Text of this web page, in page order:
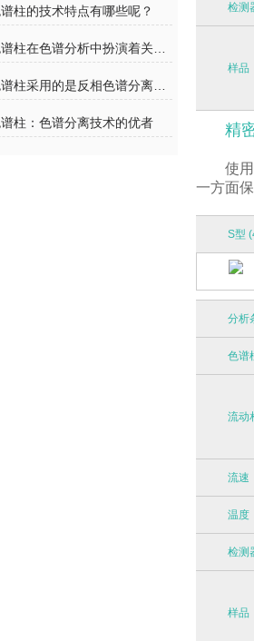
柱的技术特点有哪些呢？
柱：色谱分离技术的优者
检测
样品
精
使
一方面
S型
分析
色谱
流动
流速
温度
检测
样品